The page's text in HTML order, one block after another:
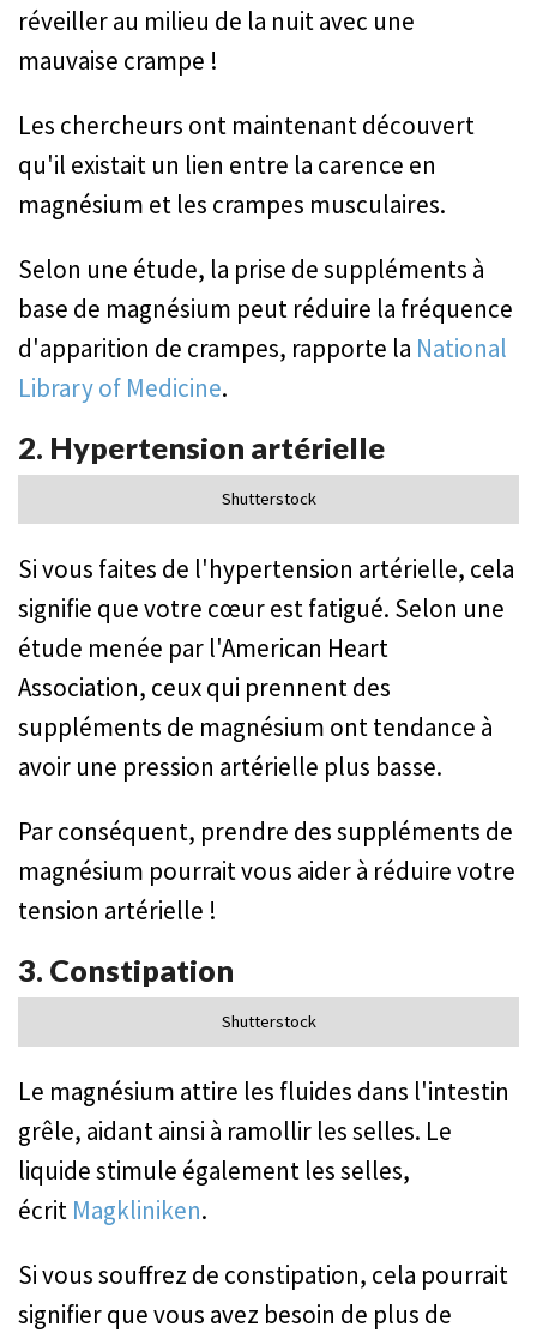
réveiller au milieu de la nuit avec une
mauvaise crampe !
Les chercheurs ont maintenant découvert
qu'il existait un lien entre la carence en
magnésium et les crampes musculaires.
Selon une étude, la prise de suppléments à
base de magnésium peut réduire la fréquence
d'apparition de crampes, rapporte la National
Library of Medicine.
2. Hypertension artérielle
Shutterstock
Si vous faites de l'hypertension artérielle, cela
signifie que votre cœur est fatigué. Selon une
étude menée par l'American Heart
Association, ceux qui prennent des
suppléments de magnésium ont tendance à
avoir une pression artérielle plus basse.
Par conséquent, prendre des suppléments de
magnésium pourrait vous aider à réduire votre
tension artérielle !
3. Constipation
Shutterstock
Le magnésium attire les fluides dans l'intestin
grêle, aidant ainsi à ramollir les selles. Le
liquide stimule également les selles,
écrit Magkliniken.
Si vous souffrez de constipation, cela pourrait
signifier que vous avez besoin de plus de